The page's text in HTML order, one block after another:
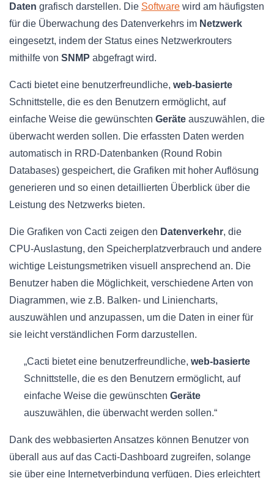
Daten grafisch darstellen. Die Software wird am häufigsten
für die Überwachung des Datenverkehrs im Netzwerk
eingesetzt, indem der Status eines Netzwerkrouters
mithilfe von SNMP abgefragt wird.
Cacti bietet eine benutzerfreundliche, web-basierte
Schnittstelle, die es den Benutzern ermöglicht, auf
einfache Weise die gewünschten Geräte auszuwählen, die
überwacht werden sollen. Die erfassten Daten werden
automatisch in RRD-Datenbanken (Round Robin
Databases) gespeichert, die Grafiken mit hoher Auflösung
generieren und so einen detaillierten Überblick über die
Leistung des Netzwerks bieten.
Die Grafiken von Cacti zeigen den Datenverkehr, die
CPU-Auslastung, den Speicherplatzverbrauch und andere
wichtige Leistungsmetriken visuell ansprechend an. Die
Benutzer haben die Möglichkeit, verschiedene Arten von
Diagrammen, wie z.B. Balken- und Liniencharts,
auszuwählen und anzupassen, um die Daten in einer für
sie leicht verständlichen Form darzustellen.
„Cacti bietet eine benutzerfreundliche, web-basierte
Schnittstelle, die es den Benutzern ermöglicht, auf
einfache Weise die gewünschten Geräte
auszuwählen, die überwacht werden sollen.“
Dank des webbasierten Ansatzes können Benutzer von
überall aus auf das Cacti-Dashboard zugreifen, solange
sie über eine Internetverbindung verfügen. Dies erleichtert